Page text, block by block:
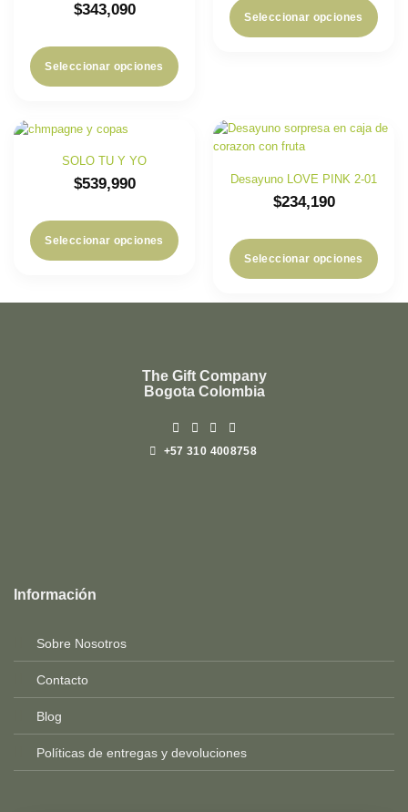
$343,090
Seleccionar opciones
Seleccionar opciones
SOLO TU Y YO
$539,990
Seleccionar opciones
Desayuno LOVE PINK 2-01
$234,190
Seleccionar opciones
The Gift Company
Bogota Colombia
+57 310 4008758
2025-
Información
Sobre Nosotros
Contacto
Blog
Políticas de entregas y devoluciones